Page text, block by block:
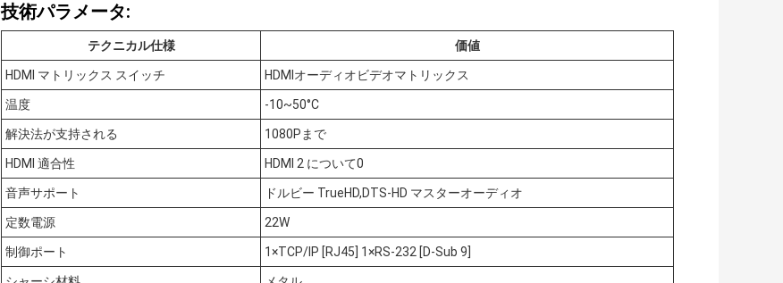
技術パラメータ:
テクニカル仕様 価値
HDMI マトリックス スイッチ HDMIオーディオビデオマトリックス
温度 -10~50°C
解決法が支持される 1080Pまで
HDMI 適合性 HDMI 2 について0
音声サポート ドルビー TrueHD,DTS-HD マスターオーディオ
定数電源 22W
制御ポート 1×TCP/IP [RJ45] 1×RS-232 [D-Sub 9]